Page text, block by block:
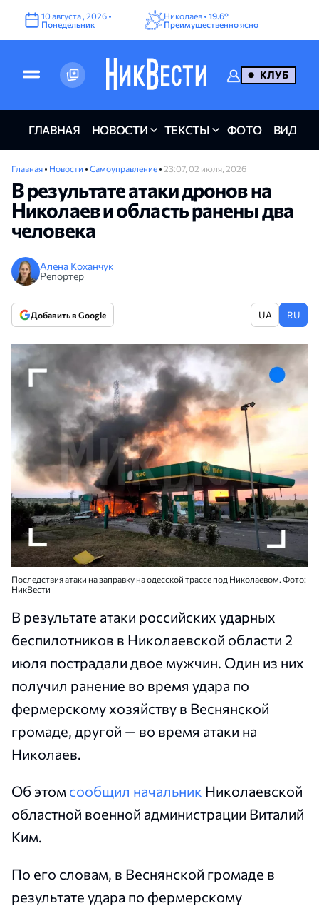
10августа ,2026 •
Понедельник
Николаев •19.6°
Преимущественно ясно
КЛУБ
ГЛАВНАЯ НОВОСТИ ТЕКСТЫ ФОТО ВИДЕО
Главная • Новости • Самоуправление • 23:07, 02 июля, 2026
В результате атаки дронов на
Николаев и область ранены два
человека
Алена Коханчук
Репортер
Добавить в Google UA RU
Последствия атаки на заправку на одесской трассе под Николаевом. Фото:
НикВести
В результате атаки российских ударных
беспилотников в Николаевской области 2
июля пострадали двое мужчин. Один из них
получил ранение во время удара по
фермерскому хозяйству в Веснянской
громаде, другой — во время атаки на
Николаев.
Об этом сообщил начальник Николаевской
областной военной администрации Виталий
Ким.
По его словам, в Веснянской громаде в
результате удара по фермерскому